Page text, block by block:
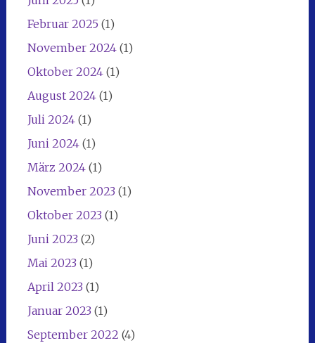
Februar 2025 (1)
November 2024(1)
Oktober 2024(1)
August 2024(1)
Juli 2024(1)
Juni 2024(1)
März 2024(1)
November 2023 (1)
Oktober 2023 (1)
Juni 2023 (2)
Mai 2023 (1)
April 2023 (1)
Januar 2023 (1)
September 2022 (4)